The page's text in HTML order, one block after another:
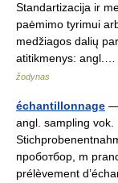
Standartizacija ir
paėmimo tyrimui
medžiagos dalių
atitikmenys:
žodynas
échantillonnage —
angl. sampling
проботбор, m
prélèvement